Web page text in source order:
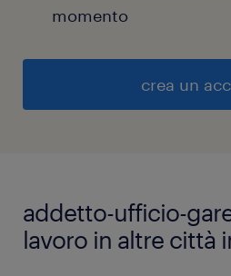
momento
crea un
addetto-ufficio-
lavoro in altre città